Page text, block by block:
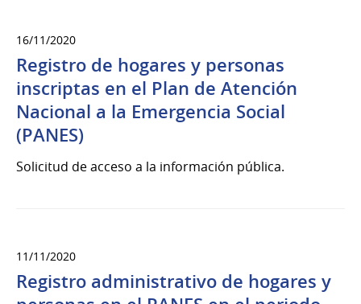
16/11/2020
Registro de hogares y personas
inscriptas en el Plan de Atención
Nacional a la Emergencia Social
(PANES)
Solicitud de acceso a la información pública.
11/11/2020
Registro administrativo de hogares y